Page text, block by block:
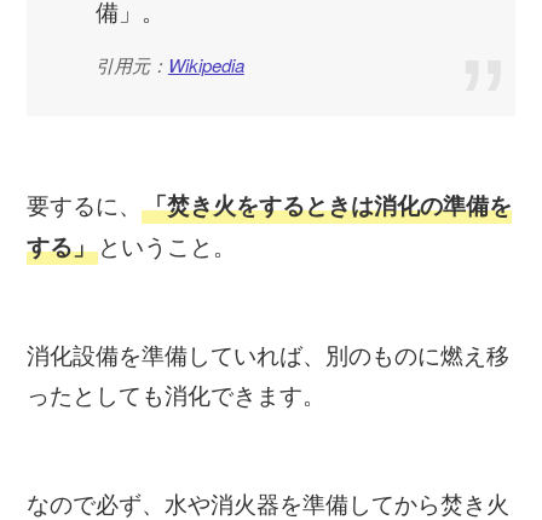
備」。
引用元： Wikipedia
要するに、「焚き火をするときは消化の準備を
する」ということ。
消化設備を準備していれば、別のものに燃え移
ったとしても消化できます。
なので必ず、水や消火器を準備してから焚き火